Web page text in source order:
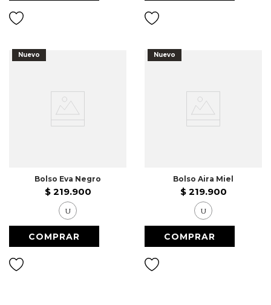
Nuevo
Bolso Eva Negro
$ 219.900
U
Nuevo
Bolso Aira Miel
$ 219.900
U